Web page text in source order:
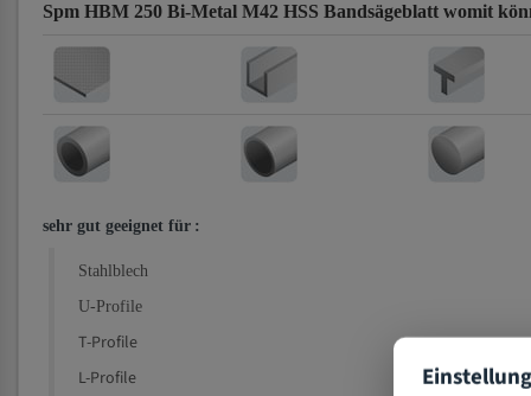
Spm HBM 250 Bi-Metal M42 HSS Bandsägeblatt womit
sehr gut geeignet für :
Stahlblech
U-Profile
T-Profile
L-Profile